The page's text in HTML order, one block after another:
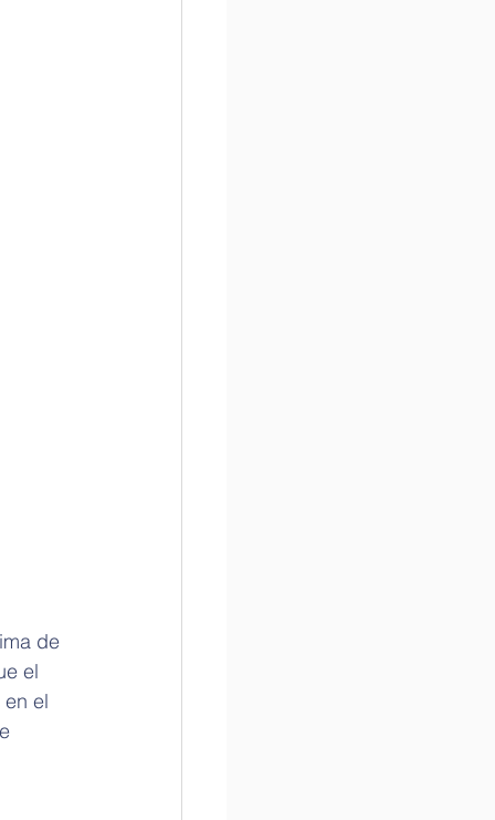
de
el
el